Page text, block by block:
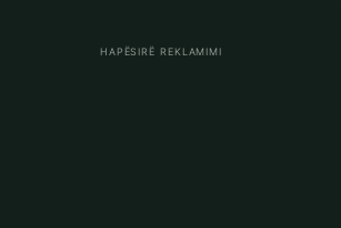
HAPËSIRË REKLAMIMI